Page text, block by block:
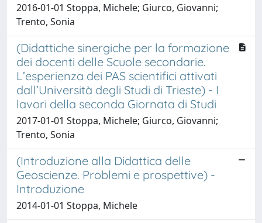
2016-01-01 Stoppa, Michele; Giurco, Giovanni;
Trento, Sonia
(Didattiche sinergiche per la formazione
dei docenti delle Scuole secondarie.
L’esperienza dei PAS scientifici attivati
dall’Università degli Studi di Trieste) - I
lavori della seconda Giornata di Studi
2017-01-01 Stoppa, Michele; Giurco, Giovanni;
Trento, Sonia
(Introduzione alla Didattica delle
Geoscienze. Problemi e prospettive) -
Introduzione
2014-01-01 Stoppa, Michele